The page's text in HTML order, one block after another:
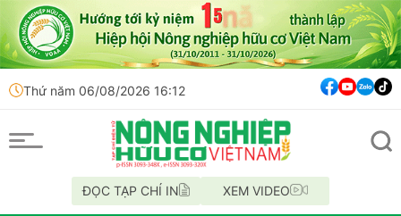
Thứ năm 06/08/2026 16:12
ĐỌC TẠP CHÍ IN XEM VIDEO